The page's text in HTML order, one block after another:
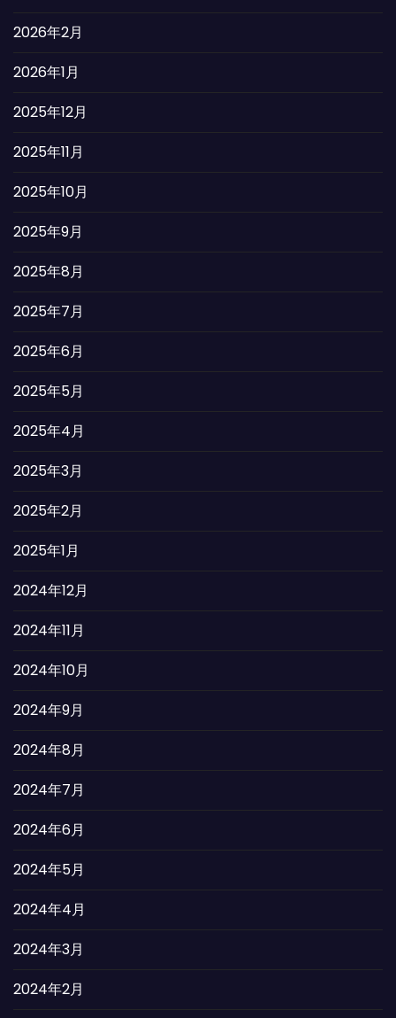
2026年2月
2026年1月
2025年12月
2025年11月
2025年10月
2025年9月
2025年8月
2025年7月
2025年6月
2025年5月
2025年4月
2025年3月
2025年2月
2025年1月
2024年12月
2024年11月
2024年10月
2024年9月
2024年8月
2024年7月
2024年6月
2024年5月
2024年4月
2024年3月
2024年2月